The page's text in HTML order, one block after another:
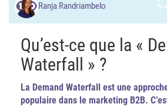
Ranja Randriambelo
Qu’est-ce que la «
Waterfall » ?
La Demand Waterfall est une
populaire dans le marketing B2B.